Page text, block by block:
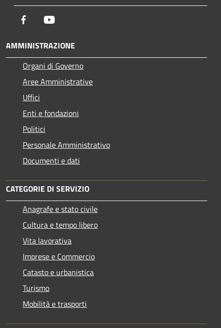
Facebook
AMMINISTRAZIONE
Organi di Governo
Aree Amministrative
Uffici
Enti e fondazioni
Politici
Personale Amministrativo
Documenti e dati
CATEGORIE DI SERVIZIO
Anagrafe e stato civile
Cultura e tempo libero
Vita lavorativa
Imprese e Commercio
Catasto e urbanistica
Turismo
Mobilità e trasporti